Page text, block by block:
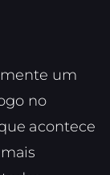
um
no
acontece